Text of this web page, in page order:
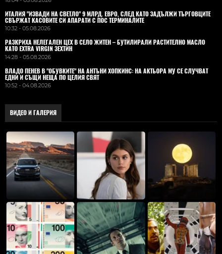
ИТАЛИЯ "ИЗВАДИ НА СВЕТЛО" 9 МЛРД. ЕВРО, СЛЕД КАТО ЗАДЪЛЖИ ТЪРГОВЦИТЕ
СВЪРЖАТ КАСОВИТЕ СИ АПАРАТИ С ПОС ТЕРМИНАЛИТЕ
10:32 - 05.08.2026
РАЗКРИХА НЕЛЕГАЛЕН ЦЕХ В СЕЛО ЖИТЕН – БУТИЛИРАЛИ РАСТИТЕЛНО МАСЛО
КАТО EXTRA VIRGIN ЗЕХТИН
14:28 - 05.08.2026
ВЛАДO ПЕНЕВ В "ОБУВКИТЕ" НА АНТЪНИ ХОПКИНС: НА АКТЬОРА МУ СЕ СЛУЧВАТ
ЕДНИ И СЪЩИ НЕЩА ПО ЦЕЛИЯ СВЯТ
10:52 - 04.08.2026
ВИДЕО И ГАЛЕРИЯ